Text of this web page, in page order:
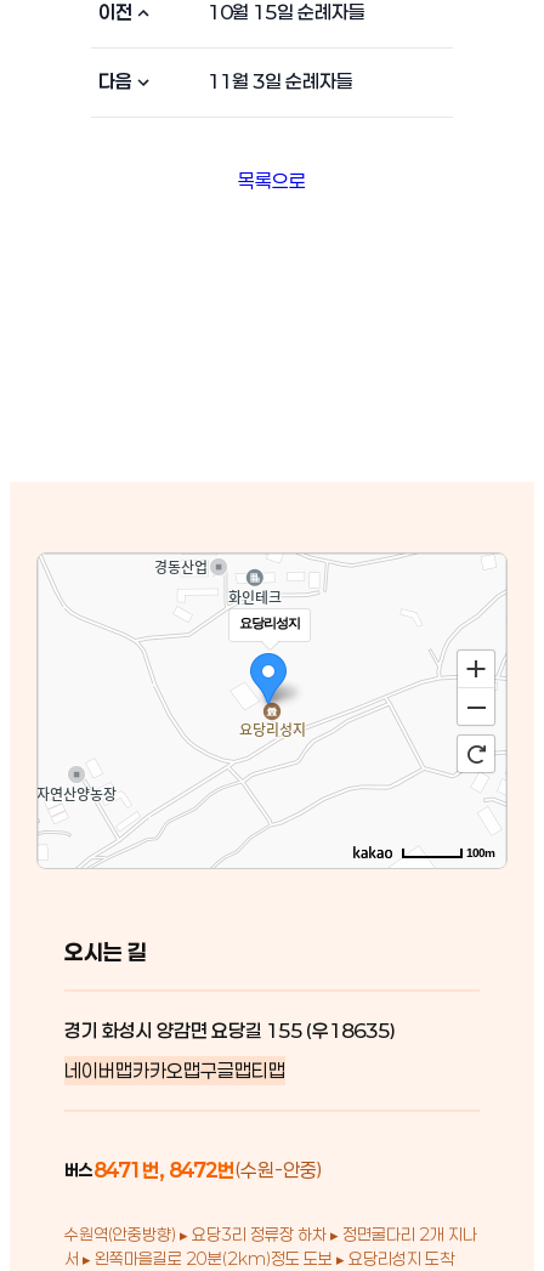
이전 10월 15일 순례자들
다음 11월 3일 순례자들
목록으로
요당리성지
100m
오시는 길
경기 화성시 양감면 요당길 155 (우18635)
네이버맵카카오맵구글맵티맵
버스8471번, 8472번(수원-안중)
수원역(안중방향) ▸ 요당3리 정류장 하차 ▸ 정면굴다리 2개 지나
서 ▸ 왼쪽마을길로 20분(2km)정도 도보 ▸ 요당리성지 도착